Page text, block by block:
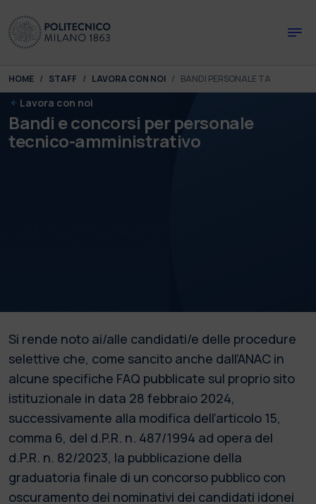
You are here:
HOME STAFF LAVORA CON NOI BANDI PERSONALE TA
Lavora con noi
Bandi e concorsi per personale
tecnico-amministrativo
Si rende noto ai/alle candidati/e delle procedure
selettive che, come sancito anche dall’ANAC in
alcune specifiche FAQ pubblicate sul proprio sito
istituzionale in data 28 febbraio 2024,
successivamente alla modifica dell’articolo 15,
comma 6, del d.P.R. n. 487/1994 ad opera del
d.P.R. n. 82/2023, la pubblicazione della
graduatoria finale di un concorso pubblico con
oscuramento dei nominativi dei candidati idonei